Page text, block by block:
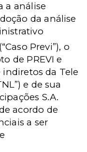
a análise
da análise
(“Caso Previ”), o
de PREVI e
indiretos da Tele
e de sua
S.A.
acordo de
a ser